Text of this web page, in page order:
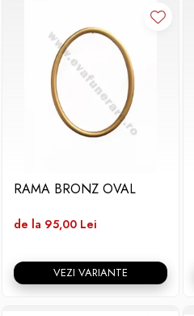
RAMA BRONZ OVAL
de la 95,00 Lei
VEZI VARIANTE